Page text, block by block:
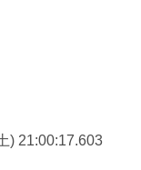
) 21:00:17.603